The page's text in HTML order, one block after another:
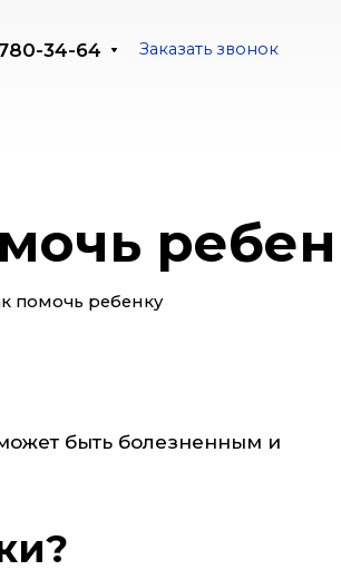
34-64 Заказать звонок
помочь ребенку
быть болезненным и